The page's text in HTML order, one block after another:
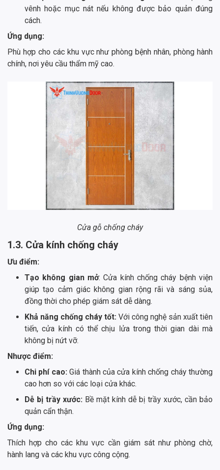
vênh hoặc mục nát nếu không được bảo quản đúng
cách.
Ứng dụng:
Phù hợp cho các khu vực như phòng bệnh nhân, phòng hành
chính, nơi yêu cầu thẩm mỹ cao.
Cửa gỗ chống cháy
1.3. Cửa kính chống cháy
Ưu điểm:
Tạo không gian mở: Cửa kính chống cháy bệnh viện
giúp tạo cảm giác không gian rộng rãi và sáng sủa,
đồng thời cho phép giám sát dễ dàng.
Khả năng chống cháy tốt: Với công nghệ sản xuất tiên
tiến, cửa kính có thể chịu lửa trong thời gian dài mà
không bị nứt vỡ.
Nhược điểm:
Chi phí cao:Giá thành của cửa kính chống cháy thường
cao hơn so với các loại cửa khác.
Dễ bị trầy xước: Bề mặt kính dễ bị trầy xước, cần bảo
quản cẩn thận.
Ứng dụng:
Thích hợp cho các khu vực cần giám sát như phòng chờ,
hành lang và các khu vực công cộng.